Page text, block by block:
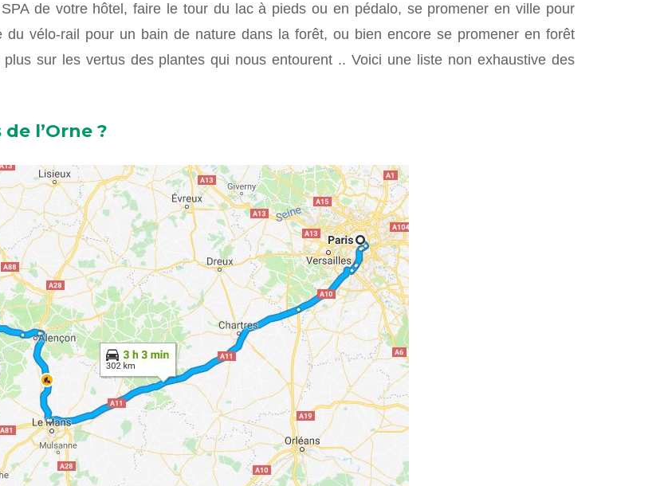
de votre hôtel, faire le tour du lac à pieds ou en pédalo, se promener en ville pour
vélo-rail pour un bain de nature dans la forêt, ou bien encore se promener en forêt
sur les vertus des plantes qui nous entourent .. Voici une liste non exhaustive des
l’Orne ?